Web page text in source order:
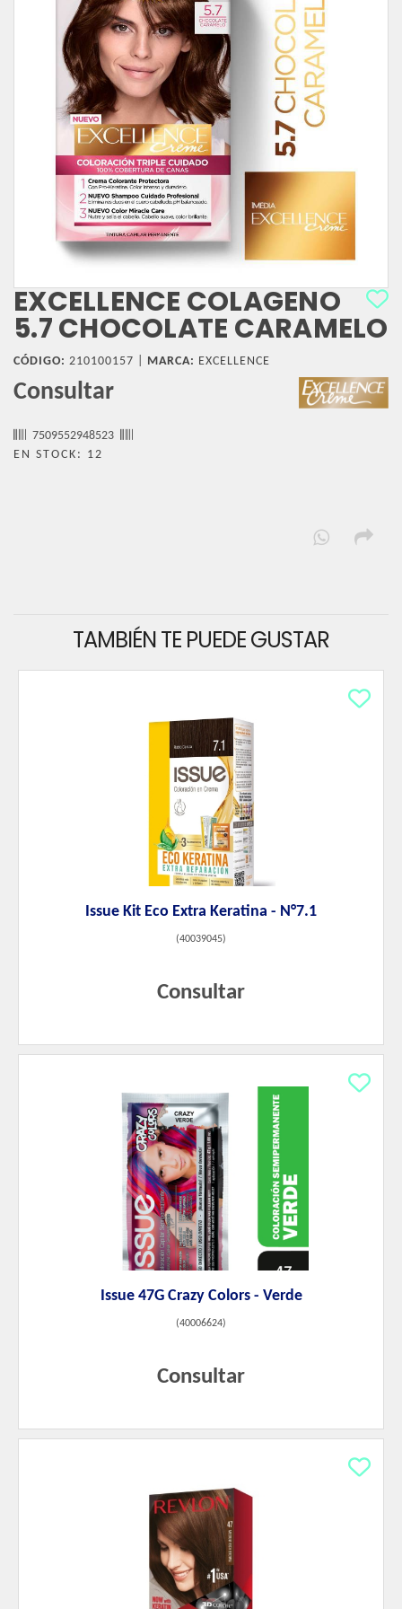
EXCELLENCE COLAGENO
5.7 CHOCOLATE CARAMELO
CÓDIGO: 210100157 | MARCA: EXCELLENCE
Consultar
7509552948523
EN STOCK: 12
TAMBIÉN TE PUEDE GUSTAR
Issue Kit Eco Extra Keratina - N°7.1
(40039045)
Consultar
Issue 47G Crazy Colors - Verde
(40006624)
Consultar